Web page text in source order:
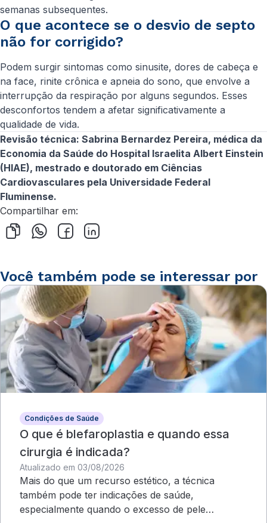
semanas subsequentes.
O que acontece se o desvio de septo
não for corrigido?
Podem surgir sintomas como sinusite, dores de cabeça e
na face, rinite crônica e apneia do sono, que envolve a
interrupção da respiração por alguns segundos. Esses
desconfortos tendem a afetar significativamente a
qualidade de vida.
Revisão técnica: Sabrina Bernardez Pereira, médica da
Economia da Saúde do Hospital Israelita Albert Einstein
(HIAE), mestrado e doutorado em Ciências
Cardiovasculares pela Universidade Federal
Fluminense.
Compartilhar em:
Você também pode se interessar por
Condições de Saúde
O que é blefaroplastia e quando essa
cirurgia é indicada?
Atualizado em 03/08/2026
Mais do que um recurso estético, a técnica
também pode ter indicações de saúde,
especialmente quando o excesso de pele